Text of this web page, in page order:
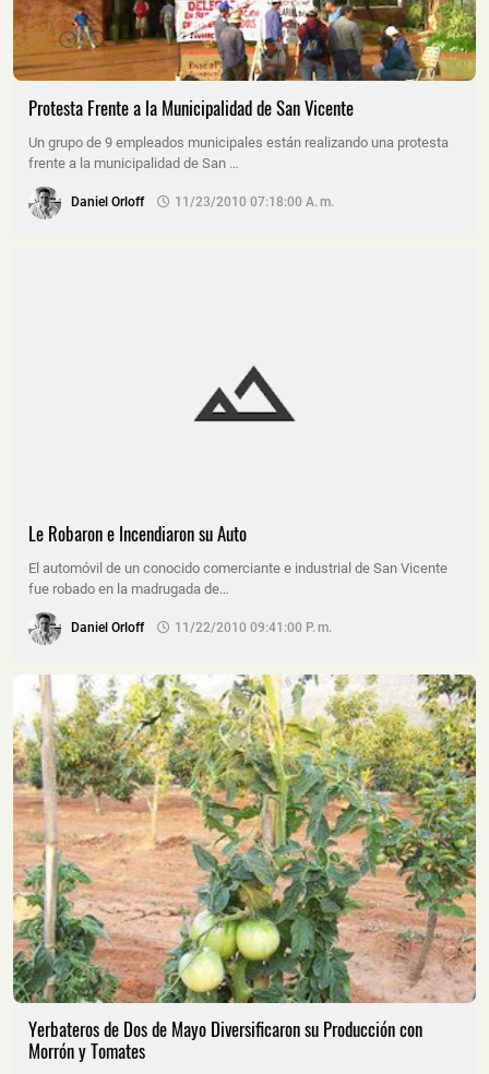
Protesta Frente a la Municipalidad de San Vicente
Un grupo de 9 empleados municipales están realizando una protesta
frente a la municipalidad de San …
Daniel Orloff 11/23/2010 07:18:00 A. M.
Le Robaron e Incendiaron su Auto
El automóvil de un conocido comerciante e industrial de San Vicente
fue robado en la madrugada de…
Daniel Orloff 11/22/2010 09:41:00 P. M.
Yerbateros de Dos de Mayo Diversificaron su Producción con
Morrón y Tomates